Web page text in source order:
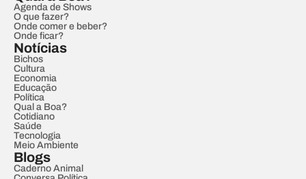
Agenda de Shows
O que fazer?
Onde comer e beber?
Onde ficar?
Notícias
Bichos
Cultura
Economia
Educação
Política
Qual a Boa?
Cotidiano
Saúde
Tecnologia
Meio Ambiente
Blogs
Caderno Animal